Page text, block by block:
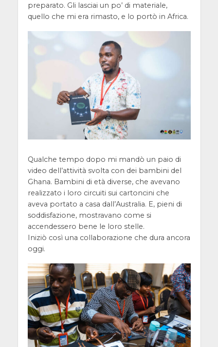
preparato. Gli lasciai un po’ di materiale,
quello che mi era rimasto, e lo portò in Africa.
Qualche tempo dopo mi mandò un paio di
video dell’attività svolta con dei bambini del
Ghana. Bambini di età diverse, che avevano
realizzato i loro circuiti sui cartoncini che
aveva portato a casa dall’Australia. E, pieni di
soddisfazione, mostravano come si
accendessero bene le loro stelle.
Iniziò così una collaborazione che dura ancora
oggi.